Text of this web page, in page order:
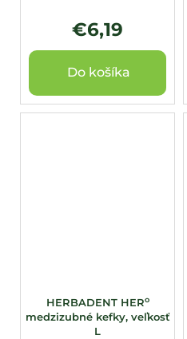
€6,19
Do košíka
HERBADENT HERo
medzizubné kefky, veľkosť
L